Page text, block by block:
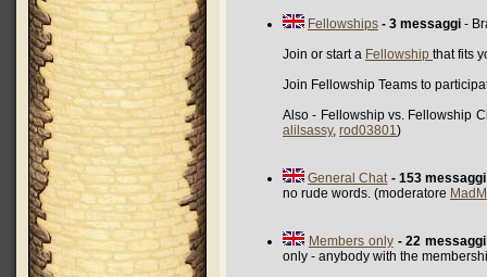
Fellowships - 3 messaggi -
Join or start a Fellowship that fits
Join Fellowship Teams to
Also - Fellowship vs. Fellowship
alilsassy, rod03801)
General Chat - 153 messaggi
no rude words. (moderatore
Members only - 22 messaggi
only - anybody with the